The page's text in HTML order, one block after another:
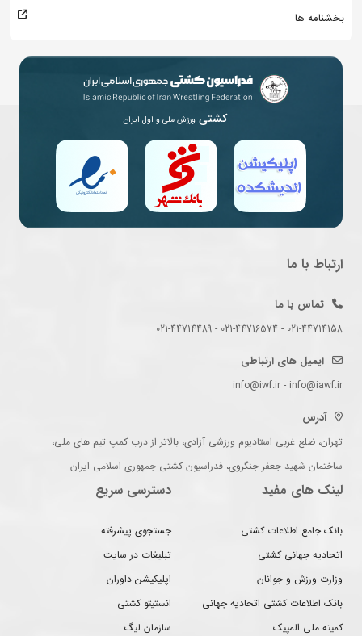
بخشنامه ها
کشتی ورزش ملی و اول ایران
ارتباط با ما
تماس با ما
021-44714158 - 021-44716574 - 021-44714489
ایمیل های ارتباطی
info@iwf.ir - info@iawf.ir
آدرس
تهران، ضلع غربی استادیوم ورزشی آزادی، بالاتر از درب کمپ تیم های ملی،
ساختمان شهید جعفر جنگروی، فدراسیون کشتی جمهوری اسلامی ایران
لینک های مفید
بانک جامع اطلاعات کشتی
اتحادیه جهانی کشتی
وزارت ورزش و جوانان
بانک اطلاعات کشتی اتحادیه جهانی
کمیته ملی المپیک
دسترسی سریع
جستجوی پیشرفته
تبلیغات در سایت
اپلیکیشن داوران
انستیتو کشتی
سازمان لیگ